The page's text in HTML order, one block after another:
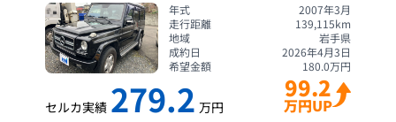
年式
2007年3月
走行距離
139,115km
地域
岩手県
成約日
2026年4月3日
希望金額
180.0万円
セルカ実績 279.2 万円
99.2
万円UP